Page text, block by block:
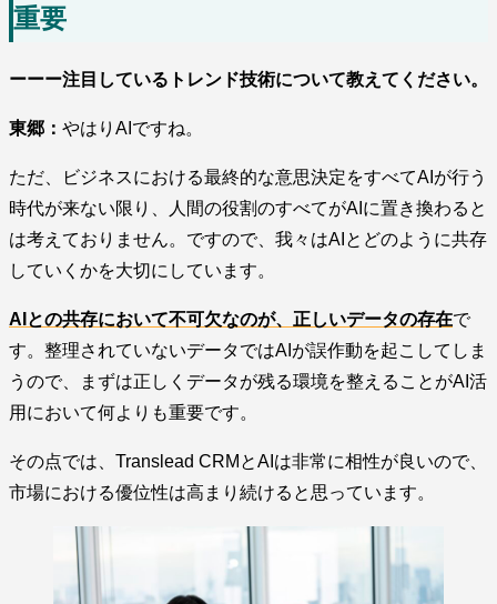
重要
ーーー注目しているトレンド技術について教えてください。
東郷： やはりAIですね。
ただ、ビジネスにおける最終的な意思決定をすべてAIが行う
時代が来ない限り、人間の役割のすべてがAIに置き換わると
は考えておりません。ですので、我々はAIとどのように共存
していくかを大切にしています。
AIとの共存において不可欠なのが、正しいデータの存在で
す。整理されていないデータではAIが誤作動を起こしてしま
うので、まずは正しくデータが残る環境を整えることがAI活
用において何よりも重要です。
その点では、Translead CRMとAIは非常に相性が良いので、
市場における優位性は高まり続けると思っています。